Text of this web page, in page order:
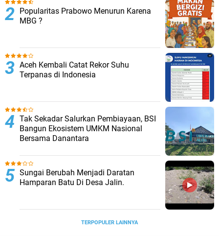
Popularitas Prabowo Menurun Karena
MBG ?
Aceh Kembali Catat Rekor Suhu
Terpanas di Indonesia
Tak Sekadar Salurkan Pembiayaan, BSI
Bangun Ekosistem UMKM Nasional
Bersama Danantara
Sungai Berubah Menjadi Daratan
Hamparan Batu Di Desa Jalin.
TERPOPULER LAINNYA